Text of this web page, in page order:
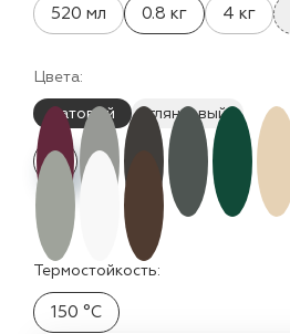
520 мл 0.8 кг 4 кг
Цвета:
матовый
глянцевый
Термостойкость:
150 °C